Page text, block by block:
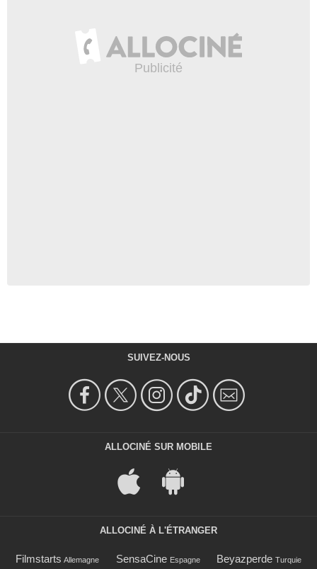
SUIVEZ-NOUS
ALLOCINÉ SUR MOBILE
ALLOCINÉ À L'ÉTRANGER
Filmstarts Allemagne SensaCine Espagne Beyazperde Turquie